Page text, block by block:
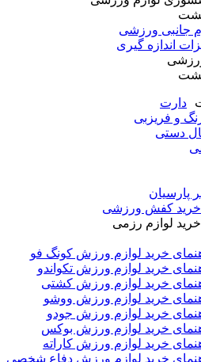
جانبی ورزشی
اندازه گیری
دارت
و فریزبی
دستی
پارسیان
خرید کفش ورزشی
لوازم رزمی
خرید لوازم ورزش کونگ فو
خرید لوازم ورزش تکواندو
خرید لوازم ورزش کشتی
خرید لوازم ورزش ووشو
خرید لوازم ورزش جودو
خرید لوازم ورزش بوکس
خرید لوازم ورزش کاراته
خرید لوازم ورزش دفاع شخصی